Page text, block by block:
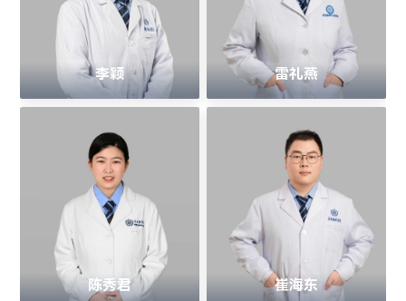
李颖 雷礼燕
陈秀君 崔海东